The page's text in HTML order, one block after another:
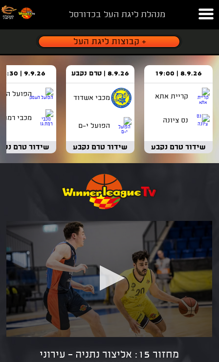
מנהלת ליגת העל בכדורסל
8.9.26 | 19:00
קריית אתא
נס ציונה
שידור טרם נקבע
8.9.26 | טרם נקבע
מכבי אשדוד
הפועל י-ם
שידור טרם נקבע
9.9.26 | 18:30
הפועל
מכבי רמת
שידור טרם
מחזור 15: אליצור נתניה - עירוני